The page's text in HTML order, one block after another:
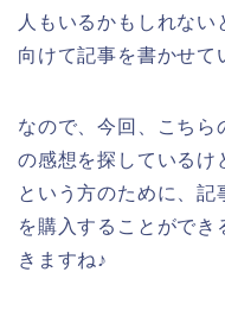
人もいるかもしれな
向けて記事を書かせて
なので、今回、こちら
の感想を探しているけ
という方のために、記
を購入することがで
きますね♪